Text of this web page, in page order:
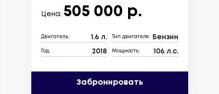
Цена: 505 000 р.
Двигатель: 1.6 л. Тип двигателя: Бензин
Год: 2018 Мощность: 106 л.с.
Забронировать